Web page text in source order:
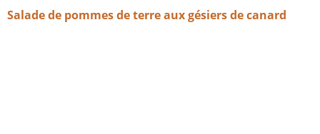
Salade de pommes de terre aux gésiers de canard